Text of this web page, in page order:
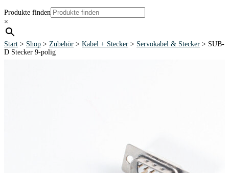
Produkte finden
×
Start > Shop > Zubehör > Kabel + Stecker > Servokabel & Stecker > SUB-
D Stecker 9-polig